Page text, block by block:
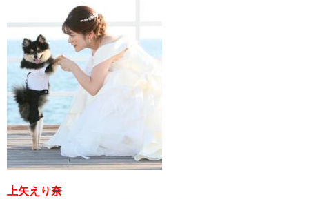
上矢えり奈